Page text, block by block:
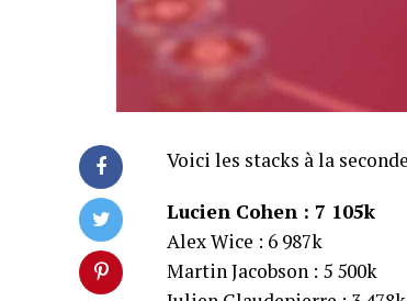
Voici les stacks à la
Lucien Cohen : 7 105k
Alex Wice : 6 987k
Martin Jacobson : 5 500k